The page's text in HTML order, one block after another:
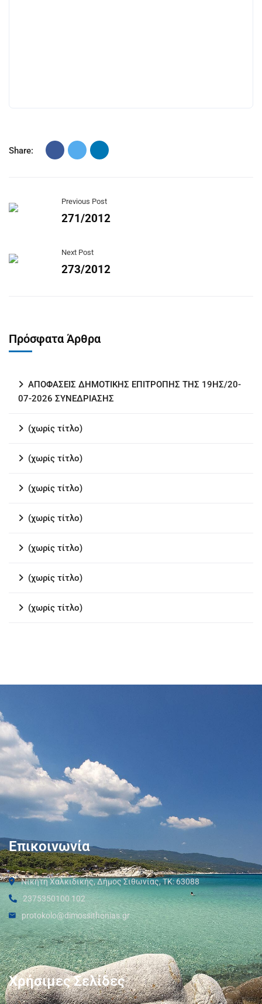
Share:
Previous Post
271/2012
Next Post
273/2012
Πρόσφατα Άρθρα
ΑΠΟΦΑΣΕΙΣ ΔΗΜΟΤΙΚΗΣ ΕΠΙΤΡΟΠΗΣ ΤΗΣ 19ΗΣ/20-
07-2026 ΣΥΝΕΔΡΙΑΣΗΣ
(χωρίς τίτλο)
(χωρίς τίτλο)
(χωρίς τίτλο)
(χωρίς τίτλο)
(χωρίς τίτλο)
(χωρίς τίτλο)
(χωρίς τίτλο)
Επικοινωνία
Νικήτη Χαλκιδικής, Δήμος Σιθωνίας, ΤΚ: 63088
2375350100 102
protokolo@dimossithonias.gr
Χρήσιμες Σελίδες